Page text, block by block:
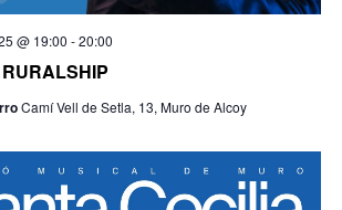
@ 19:00 -20:00
Camí Vell de Setla, 13, Muro de Alcoy